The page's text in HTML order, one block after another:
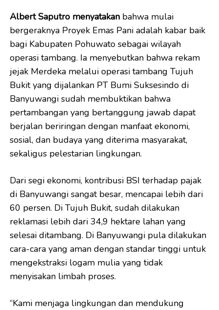
Albert Saputro menyatakan bahwa mulai
bergeraknya Proyek Emas Pani adalah kabar baik
bagi Kabupaten Pohuwato sebagai wilayah
operasi tambang. Ia menyebutkan bahwa rekam
jejak Merdeka melalui operasi tambang Tujuh
Bukit yang dijalankan PT Bumi Suksesindo di
Banyuwangi sudah membuktikan bahwa
pertambangan yang bertanggung jawab dapat
berjalan beriringan dengan manfaat ekonomi,
sosial, dan budaya yang diterima masyarakat,
sekaligus pelestarian lingkungan.
Dari segi ekonomi, kontribusi BSI terhadap pajak
di Banyuwangi sangat besar, mencapai lebih dari
60 persen. Di Tujuh Bukit, sudah dilakukan
reklamasi lebih dari 34,9 hektare lahan yang
selesai ditambang. Di Banyuwangi pula dilakukan
cara-cara yang aman dengan standar tinggi untuk
mengekstraksi logam mulia yang tidak
menyisakan limbah proses.
“Kami menjaga lingkungan dan mendukung